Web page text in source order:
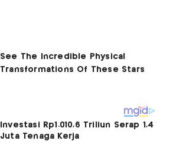
Investasi Rp1.010,6 Triliun Serap 1,4
Juta Tenaga Kerja